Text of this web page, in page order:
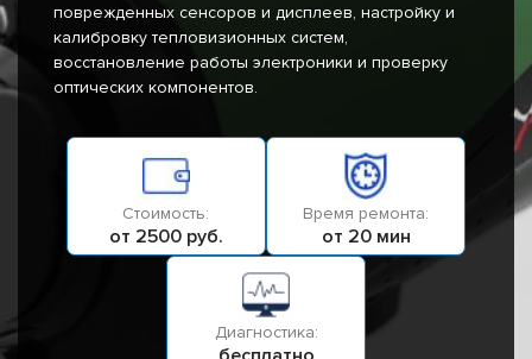
поврежденных сенсоров и дисплеев, настройку и
калибровку тепловизионных систем,
восстановление работы электроники и проверку
оптических компонентов.
Стоимость:
от 2500 руб.
Время ремонта:
от 20 мин
Диагностика: